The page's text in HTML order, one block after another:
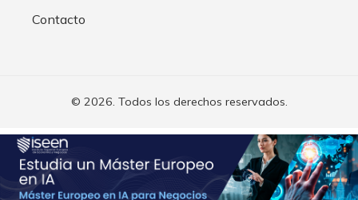
Contacto
© 2026. Todos los derechos reservados.